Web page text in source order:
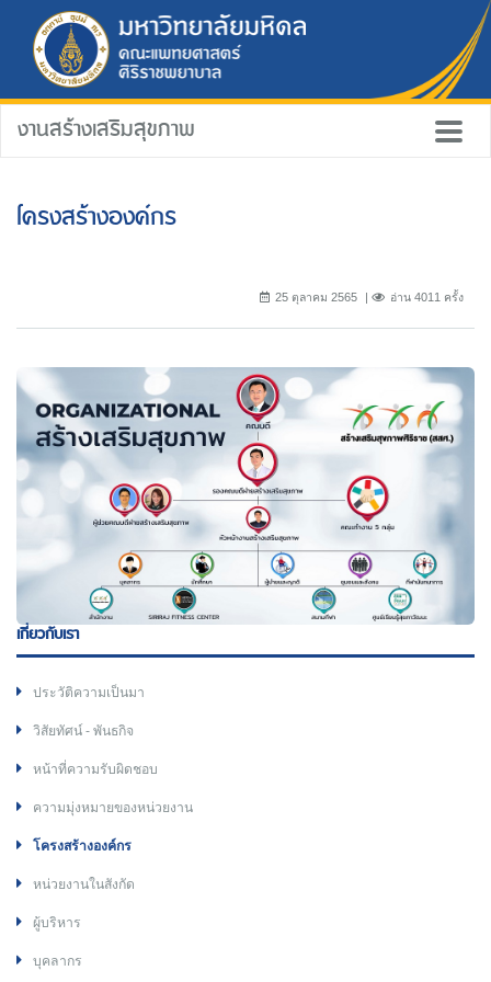
งานสร้างเสริมสุขภาพ
โครงสร้างองค์กร
25 ตุลาคม 2565 อ่าน 4011 ครั้ง
เกี่ยวกับเรา
ประวัติความเป็นมา
วิสัยทัศน์ - พันธกิจ
หน้าที่ความรับผิดชอบ
ความมุ่งหมายของหน่วยงาน
โครงสร้างองค์กร
หน่วยงานในสังกัด
ผู้บริหาร
บุคลากร